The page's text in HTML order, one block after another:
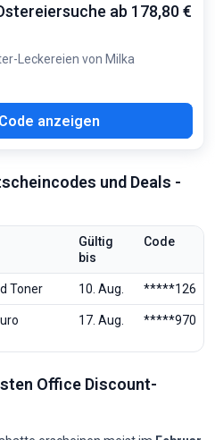
ab 178,80 €
Leckereien von Milka
Code anzeigen
und Deals -
Gültig
bis
Code
Toner 10. Aug. *****126
17. Aug. *****970
Office Discount-